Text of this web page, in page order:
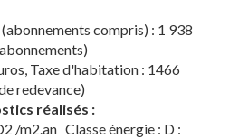
(abonnements compris) : 1 938
Taxe d'habitation : 1466
redevance)
réalisés :
/m2.an Classe énergie : D :